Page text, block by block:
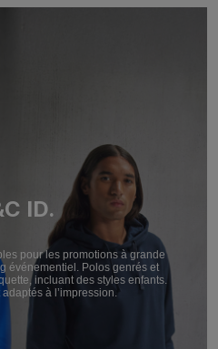
ID.
pour les promotions à grande
événementiel. Polos genrés et
incluant des styles enfants.
à l’impression.